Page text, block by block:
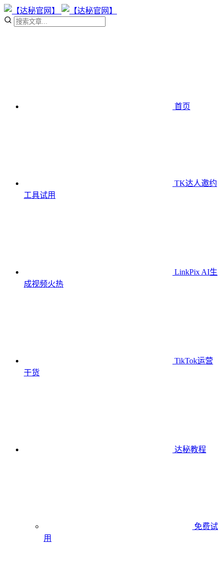
首页
TK达人邀约
工具试用
LinkPix AI生
成视频火热
TikTok运营
干货
达秘教程
免费试
用